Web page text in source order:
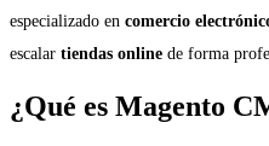
especializado en comercio
escalar tiendas online de forma
¿Qué es Magento